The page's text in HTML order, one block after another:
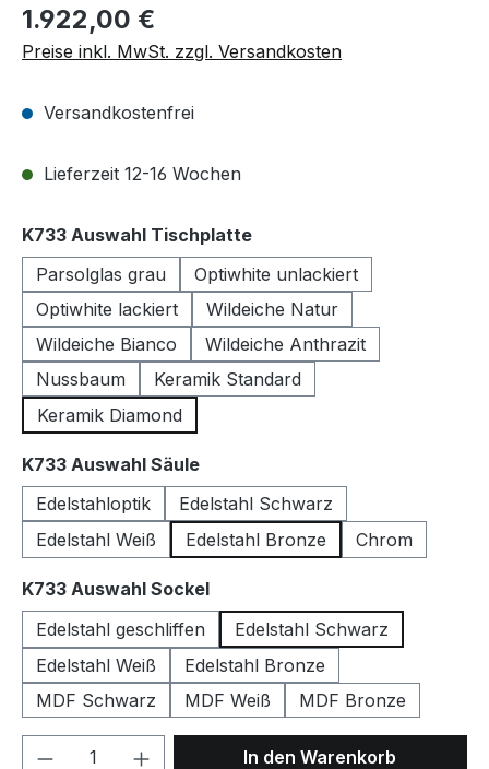
Regulärer Preis:
1.922,00 €
Preise inkl. MwSt. zzgl. Versandkosten
Versandkostenfrei
Lieferzeit 12-16 Wochen
K733 Auswahl Tischplatteauswählen
Parsolglas grau
Optiwhite unlackiert
Optiwhite lackiert
Wildeiche Natur
Wildeiche Bianco
Wildeiche Anthrazit
Nussbaum
Keramik Standard
Keramik Diamond
K733 Auswahl Säuleauswählen
Edelstahloptik
Edelstahl Schwarz
Edelstahl Weiß
Edelstahl Bronze Chrom
K733 Auswahl Sockelauswählen
Edelstahl geschliffen
Edelstahl Schwarz
Edelstahl Weiß
Edelstahl Bronze
MDF Schwarz
MDF Weiß MDF Bronze
Produkt Anzahl: Gib denIn den Warenkorb